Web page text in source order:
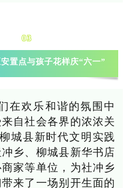
03
置点与孩子花样庆“六一”
在欢乐和谐的氛围中
自社会各界的浓浓关
城县新时代文明实践
乡、柳城县新华书店
家等单位，为社冲乡
来了一场别开生面的